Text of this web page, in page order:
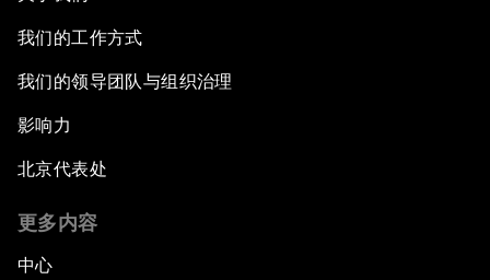
我们的工作方式
我们的领导团队与组织治理
影响力
北京代表处
更多内容
中心